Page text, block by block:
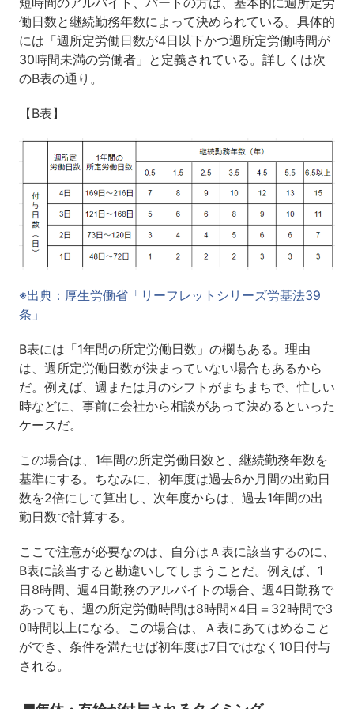
働日数と継続勤務年数によって決められている。具体的
には「週所定労働日数が4日以下かつ週所定労働時間が
30時間未満の労働者」と定義されている。詳しくは次
のB表の通り。
【B表】
※出典：厚生労働省「リーフレットシリーズ労基法39
条」
B表には「1年間の所定労働日数」の欄もある。理由
は、週所定労働日数が決まっていない場合もあるから
だ。例えば、週または月のシフトがまちまちで、忙しい
時などに、事前に会社から相談があって決めるといった
ケースだ。
この場合は、1年間の所定労働日数と、継続勤務年数を
基準にする。ちなみに、初年度は過去6か月間の出勤日
数を2倍にして算出し、次年度からは、過去1年間の出
勤日数で計算する。
ここで注意が必要なのは、自分はＡ表に該当するのに、
B表に該当すると勘違いしてしまうことだ。例えば、1
日8時間、週4日勤務のアルバイトの場合、週4日勤務で
あっても、週の所定労働時間は8時間×4日＝32時間で3
0時間以上になる。この場合は、Ａ表にあてはめること
ができ、条件を満たせば初年度は7日ではなく10日付与
される。